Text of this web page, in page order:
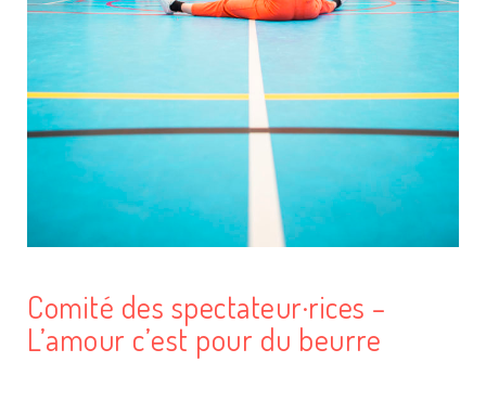
Comité des spectateur·rices –
L’amour c’est pour du beurre